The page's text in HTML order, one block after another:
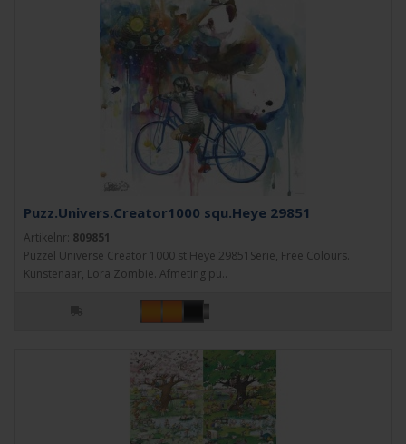
Puzz.Univers.Creator1000 squ.Heye 29851
Artikelnr: 809851
Puzzel Universe Creator 1000 st.Heye 29851Serie, Free Colours.
Kunstenaar, Lora Zombie. Afmeting pu..